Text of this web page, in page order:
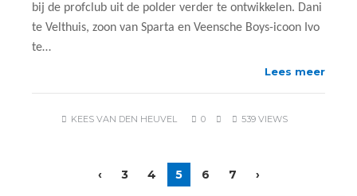
bij de profclub uit de polder verder te ontwikkelen. Dani
te Velthuis, zoon van Sparta en Veensche Boys-icoon Ivo
te…
Lees meer
KEES VAN DEN HEUVEL 0 539 VIEWS
‹ 3 4 5 6 7 ›